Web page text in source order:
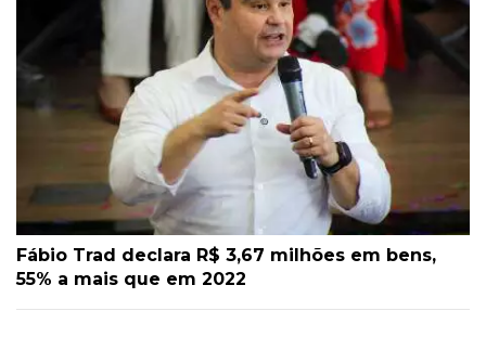
Fábio Trad declara R$ 3,67 milhões em bens,
55% a mais que em 2022